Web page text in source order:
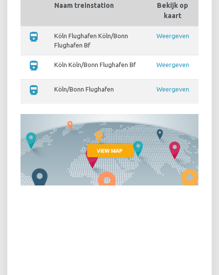
Naam treinstation
Bekijk op
kaart
directions_train
Köln Flughafen Köln/Bonn
Flughafen Bf
Weergeven
directions_train Köln Köln/Bonn Flughafen Bf Weergeven
directions_train Köln/Bonn Flughafen Weergeven